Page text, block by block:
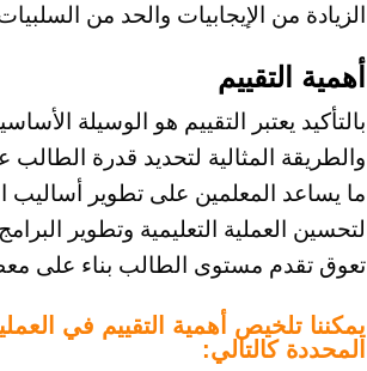
الزيادة من الإيجابيات والحد من
أهمية التقييم
بالتأكيد يعتبر التقييم هو الوسيلة
والطريقة المثالية لتحديد قدرة
ما يساعد المعلمين على تطوير أساليب
لتحسين العملية التعليمية وتطوير
تعوق تقدم مستوى الطالب بناء على
يمكننا تلخيص أهمية التقييم في
المحددة كالتالي: